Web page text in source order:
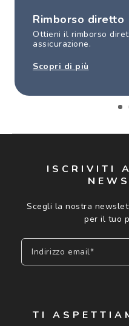
Rimborso diretto
Ottieni il rimborso
assicurazione.
Scopri di più
ISCRIVITI
Scegli la nostra
per il tuo
Indirizzo email*
TI